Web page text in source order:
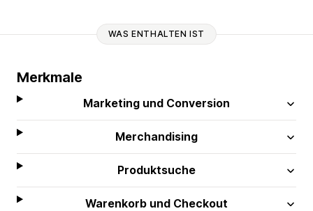
WAS ENTHALTEN IST
Merkmale
Marketing und Conversion
Merchandising
Produktsuche
Warenkorb und Checkout